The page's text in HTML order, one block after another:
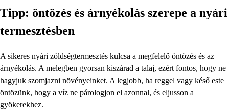
Tipp: öntözés és árnyékolás szerepe a nyári
termesztésben
A sikeres nyári zöldségtermesztés kulcsa a megfelelő öntözés és az
árnyékolás. A melegben gyorsan kiszárad a talaj, ezért fontos, hogy ne
hagyjuk szomjazni növényeinket. A legjobb, ha reggel vagy késő este
öntözünk, hogy a víz ne párologjon el azonnal, és eljusson a
gyökerekhez.